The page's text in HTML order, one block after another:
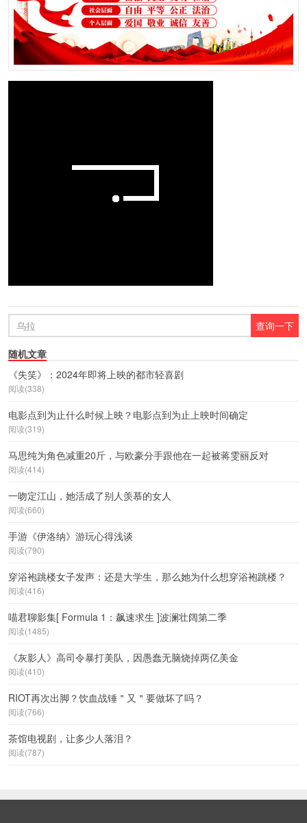
随机文章
《失笑》：2024年即将上映的都市轻喜剧
阅读(338)
电影点到为止什么时候上映？电影点到为止上映时间确定
阅读(319)
马思纯为角色减重20斤，与欧豪分手跟他在一起被蒋雯丽反对
阅读(414)
一吻定江山，她活成了别人羡慕的女人
阅读(660)
手游《伊洛纳》游玩心得浅谈
阅读(790)
穿浴袍跳楼女子发声：还是大学生，那么她为什么想穿浴袍跳楼？
阅读(416)
喵君聊影集[ Formula 1：飙速求生 ]波澜壮阔第二季
阅读(1485)
《灰影人》高司令暴打美队，因愚蠢无脑烧掉两亿美金
阅读(410)
RIOT再次出脚？饮血战锤＂又＂要做坏了吗？
阅读(766)
茶馆电视剧，让多少人落泪？
阅读(787)